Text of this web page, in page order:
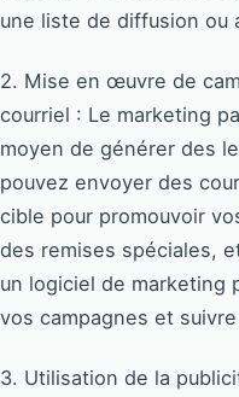
une liste de diffusion ou
2. Mise en œuvre de
courriel : Le marketing
moyen de générer des
pouvez envoyer des
cible pour promouvoir
des remises spéciales,
un logiciel de marketing
vos campagnes et
3. Utilisation de la